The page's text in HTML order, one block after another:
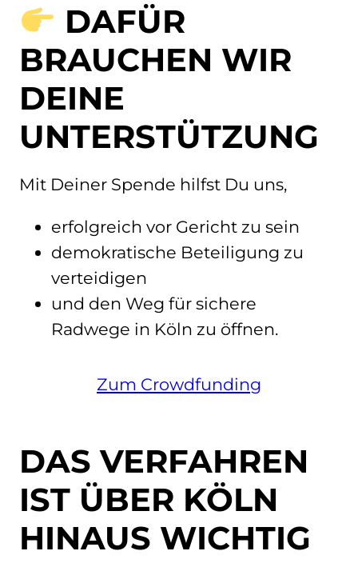
DAFÜR
BRAUCHEN WIR
DEINE
UNTERSTÜTZUNG
Mit Deiner Spende hilfst Du uns,
erfolgreich vor Gericht zu sein
demokratische Beteiligung zu
verteidigen
und den Weg für sichere
Radwege in Köln zu öffnen.
Zum Crowdfunding
DAS VERFAHREN
IST ÜBER KÖLN
HINAUS WICHTIG